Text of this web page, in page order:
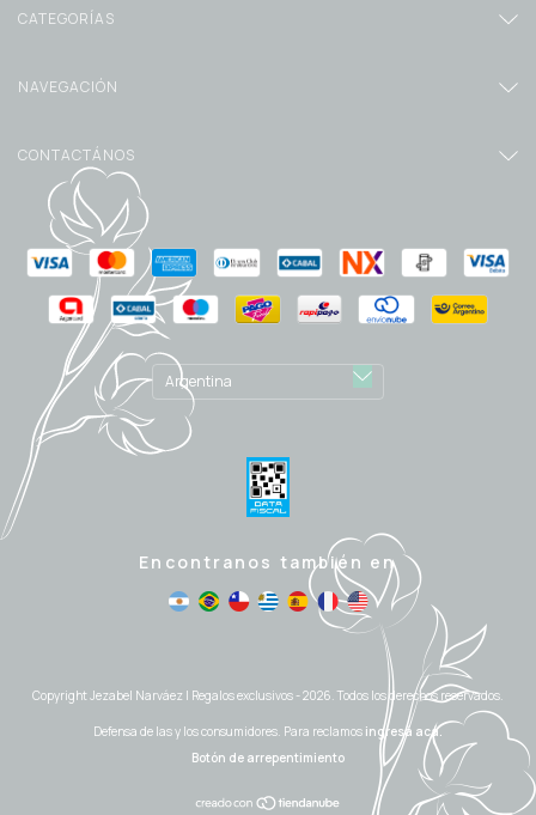
CATEGORÍAS
NAVEGACIÓN
CONTACTÁNOS
Encontranos también en
Copyright Jezabel Narváez | Regalos exclusivos - 2026. Todos los derechos reservados.
Defensa de las y los consumidores. Para reclamos ingresá acá.
Botón de arrepentimiento